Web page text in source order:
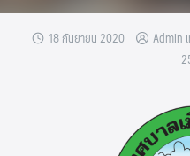
18 กันยายน 2020 Admin